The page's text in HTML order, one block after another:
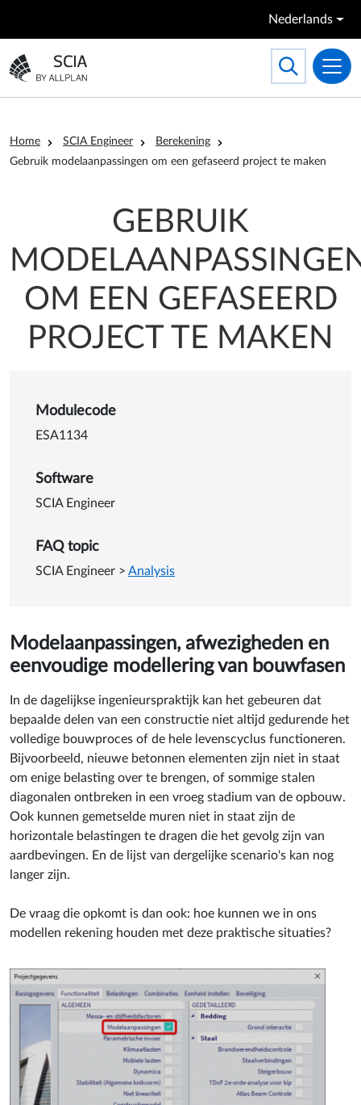
Nederlands
Ga naar homepagina
Toggle
Search
Kruimelpad
Home SCIA Engineer
Berekening
Gebruik modelaanpassingen om een gefaseerd project te maken
GEBRUIK
OM EEN GEFASEERD
PROJECT TE MAKEN
Details van Gebruik
Modulecode
ESA1134
Software
SCIA Engineer
FAQ topic
SCIA Engineer > Analysis
Modelaanpassingen, afwezigheden en
eenvoudige modellering van bouwfasen
In de dagelijkse ingenieurspraktijk kan het gebeuren dat
bepaalde delen van een constructie niet altijd gedurende het
volledige bouwproces of de hele levenscyclus functioneren.
Bijvoorbeeld, nieuwe betonnen elementen zijn niet in staat
om enige belasting over te brengen, of sommige stalen
diagonalen ontbreken in een vroeg stadium van de opbouw.
Ook kunnen gemetselde muren niet in staat zijn de
horizontale belastingen te dragen die het gevolg zijn van
aardbevingen. En de lijst van dergelijke scenario's kan nog
langer zijn.
De vraag die opkomt is dan ook: hoe kunnen we in ons
modellen rekening houden met deze praktische situaties?